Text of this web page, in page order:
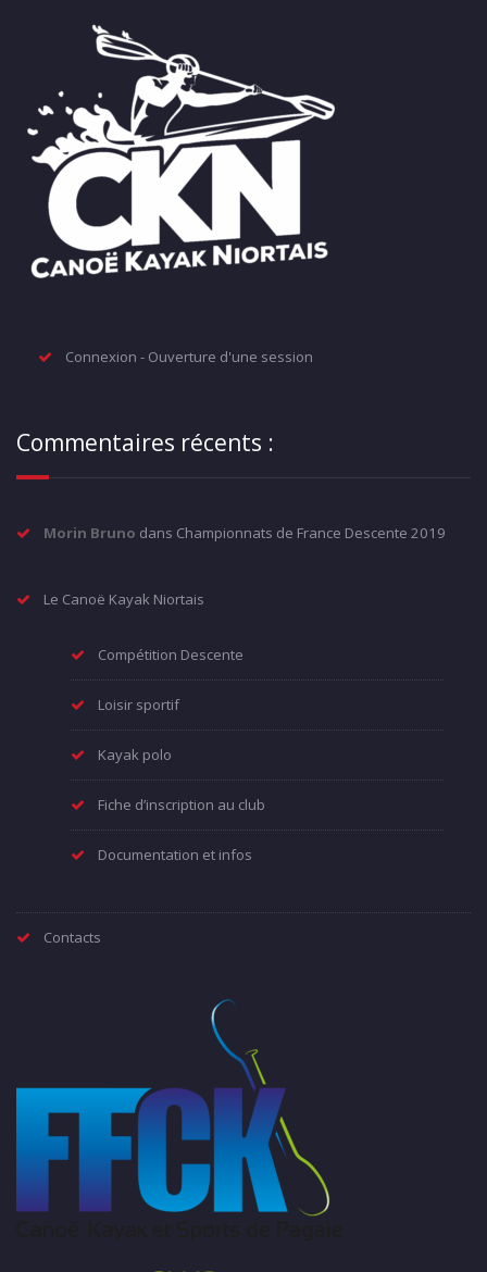
Connexion - Ouverture d'une session
Commentaires récents :
Morin Bruno dans Championnats de France Descente 2019
Le Canoë Kayak Niortais
Compétition Descente
Loisir sportif
Kayak polo
Fiche d’inscription au club
Documentation et infos
Contacts